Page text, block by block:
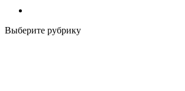
Выберите рубрику